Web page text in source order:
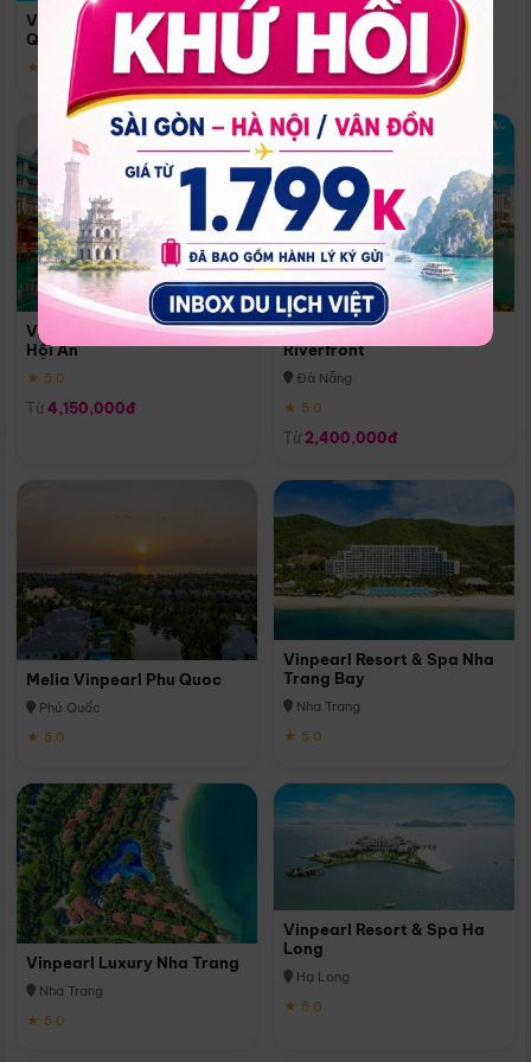
Vinpearl Resort & Spa Phu
Quoc
★ 5.0
Quoc
Phú Quốc
★ 5.0
Vinpearl Resort & Golf Nam
Hội An
★ 5.0
Từ 4,150,000đ
Melia Vinpearl Danang
Riverfront
Đà Nẵng
★ 5.0
Từ 2,400,000đ
Melia Vinpearl Phu Quoc
Phú Quốc
★ 5.0
Vinpearl Resort & Spa Nha
Trang Bay
Nha Trang
★ 5.0
Vinpearl Luxury Nha Trang
Nha Trang
★ 5.0
Vinpearl Resort & Spa Ha
Long
Hạ Long
★ 5.0